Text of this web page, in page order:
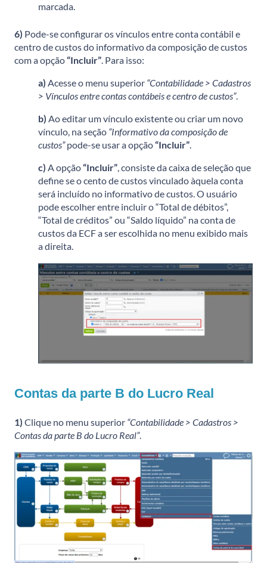
marcada.
6) Pode-se configurar os vínculos entre conta contábil e
centro de custos do informativo da composição de custos
com a opção“Incluir”. Para isso:
a) Acesse o menu superior “Contabilidade > Cadastros
> Vínculos entre contas contábeis e centro de custos”.
b) Ao editar um vínculo existente ou criar um novo
vínculo, na seção “Informativo da composição de
custos”pode-se usar a opção“Incluir”.
c) A opção“Incluir”, consiste da caixa de seleção que
define se o cento de custos vinculado àquela conta
será incluído no informativo de custos. O usuário
pode escolher entre incluir o “Total de débitos”,
“Total de créditos” ou “Saldo líquido” na conta de
custos da ECF a ser escolhida no menu exibido mais
a direita.
Contas da parte B do Lucro Real
1) Clique no menu superior “Contabilidade > Cadastros >
Contas da parte B do Lucro Real”.